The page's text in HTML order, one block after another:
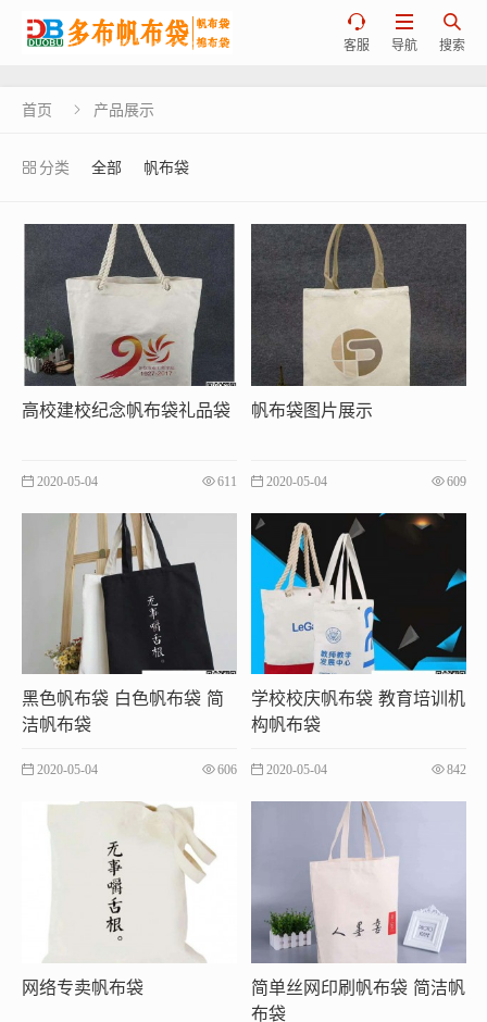

搜索

导航

客服
首页  产品展示
分类 全部 帆布袋
高校建校纪念帆布袋礼品袋
2020-05-04 611
帆布袋图片展示
2020-05-04 609
黑色帆布袋 白色帆布袋 简
洁帆布袋
2020-05-04 606
学校校庆帆布袋 教育培训机
构帆布袋
2020-05-04 842
网络专卖帆布袋
简单丝网印刷帆布袋 简洁帆
布袋